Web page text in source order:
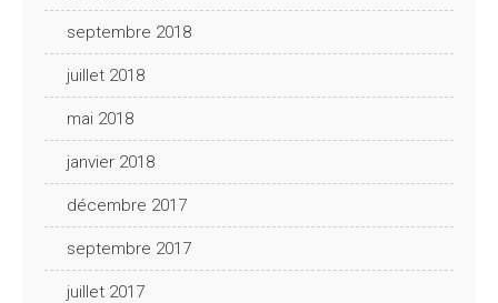
septembre 2018
juillet 2018
mai 2018
janvier 2018
décembre 2017
septembre 2017
juillet 2017